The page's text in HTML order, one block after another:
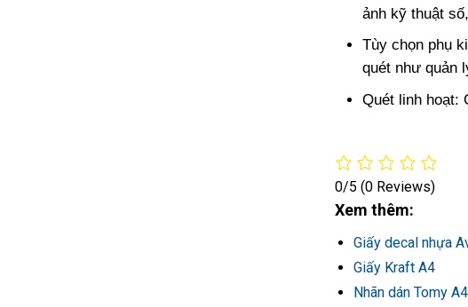
ảnh kỹ thuật
Tùy chọn phụ
quét như quản
Quét linh hoạt:
0/5 (0 Reviews)
Xem thêm:
Giấy decal nhựa
Giấy Kraft A4
Nhãn dán Tomy A4